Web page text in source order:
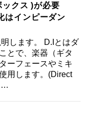
クス )が必要
はインピーダン
します。 D.Iとはダ
とで、楽器（ギタ
ーフェースやミキ
用します。(Direct
…